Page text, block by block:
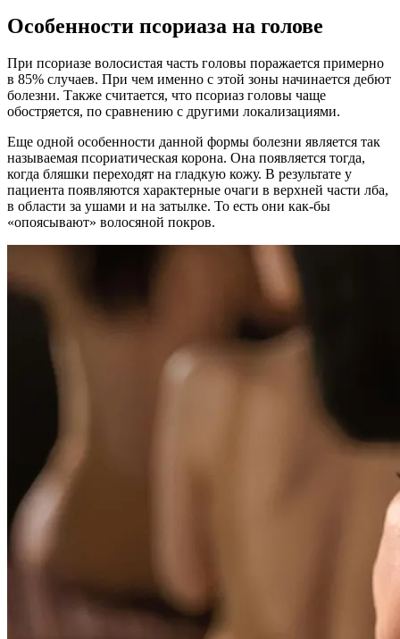
Особенности псориаза на голове
При псориазе волосистая часть головы поражается примерно
в 85% случаев. При чем именно с этой зоны начинается дебют
болезни. Также считается, что псориаз головы чаще
обостряется, по сравнению с другими локализациями.
Еще одной особенности данной формы болезни является так
называемая псориатическая корона. Она появляется тогда,
когда бляшки переходят на гладкую кожу. В результате у
пациента появляются характерные очаги в верхней части лба,
в области за ушами и на затылке. То есть они как-бы
«опоясывают» волосяной покров.